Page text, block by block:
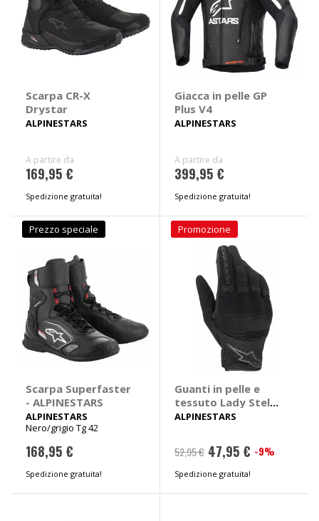
Scarpa CR-X
Drystar
ALPINESTARS
A partire da
169,95 €
Spedizione gratuita!
Giacca in pelle GP
Plus V4
ALPINESTARS
A partire da
399,95 €
Spedizione gratuita!
Prezzo speciale
Scarpa Superfaster
- ALPINESTARS
ALPINESTARS
Nero/grigio Tg 42
168,95 €
Spedizione gratuita!
Promozione
Guanti in pelle e
tessuto Lady Stella
Copper
ALPINESTARS
52,95 € 47,95 € -9%
Spedizione gratuita!